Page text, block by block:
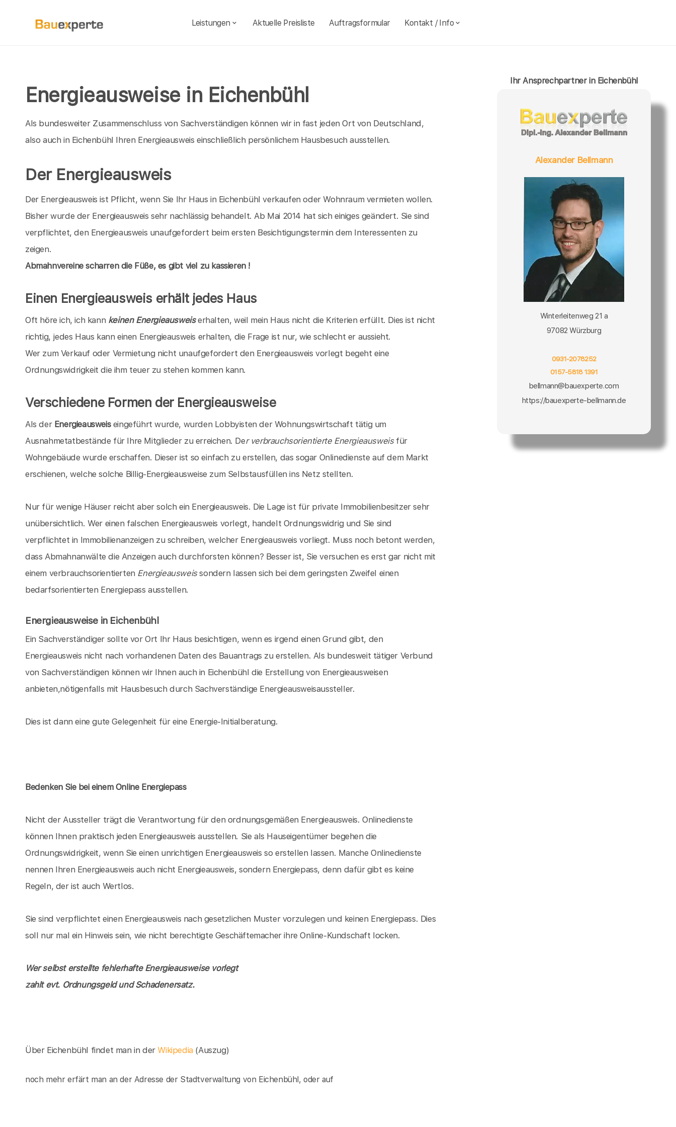
Leistungen Aktuelle Preisliste Auftragsformular Kontakt / Info
Energieausweise in Eichenbühl
Als bundesweiter Zusammenschluss von Sachverständigen können wir in fast jeden Ort von Deutschland,
also auch in Eichenbühl Ihren Energieausweis einschließlich persönlichem Hausbesuch ausstellen.
Der Energieausweis
Der Energieausweis ist Pflicht, wenn Sie Ihr Haus in Eichenbühl verkaufen oder Wohnraum vermieten wollen.
Bisher wurde der Energieausweis sehr nachlässig behandelt. Ab Mai 2014 hat sich einiges geändert. Sie sind
verpflichtet, den Energieausweis unaufgefordert beim ersten Besichtigungstermin dem Interessenten zu
zeigen.
Abmahnvereine scharren die Füße, es gibt viel zu kassieren !
Einen Energieausweis erhält jedes Haus
Oft höre ich, ich kann keinen Energieausweiserhalten, weil mein Haus nicht die Kriterien erfüllt. Dies ist nicht
richtig, jedes Haus kann einen Energieausweis erhalten, die Frage ist nur, wie schlecht er aussieht.
Wer zum Verkauf oder Vermietung nicht unaufgefordert den Energieausweis vorlegt begeht eine
Ordnungswidrigkeit die ihm teuer zu stehen kommen kann.
Verschiedene Formen der Energieausweise
Als der Energieausweiseingeführt wurde, wurden Lobbyisten der Wohnungswirtschaft tätig um
Ausnahmetatbestände für Ihre Mitglieder zu erreichen. Der verbrauchsorientierte Energieausweisfür
Wohngebäude wurde erschaffen. Dieser ist so einfach zu erstellen, das sogar Onlinedienste auf dem Markt
erschienen, welche solche Billig-Energieausweise zum Selbstausfüllen ins Netz stellten.
Nur für wenige Häuser reicht aber solch ein Energieausweis. Die Lage ist für private Immobilienbesitzer sehr
unübersichtlich. Wer einen falschen Energieausweis vorlegt, handelt Ordnungswidrig und Sie sind
verpflichtet in Immobilienanzeigen zu schreiben, welcher Energieausweis vorliegt. Muss noch betont werden,
dass Abmahnanwälte die Anzeigen auch durchforsten können? Besser ist, Sie versuchen es erst gar nicht mit
einem verbrauchsorientierten Energieausweissondern lassen sich bei dem geringsten Zweifel einen
bedarfsorientierten Energiepass ausstellen.
Energieausweise in Eichenbühl
Ein Sachverständiger sollte vor Ort Ihr Haus besichtigen, wenn es irgend einen Grund gibt, den
Energieausweis nicht nach vorhandenen Daten des Bauantrags zu erstellen. Als bundesweit tätiger Verbund
von Sachverständigen können wir Ihnen auch in Eichenbühl die Erstellung von Energieausweisen
anbieten,nötigenfalls mit Hausbesuch durch Sachverständige Energieausweisaussteller.
Dies ist dann eine gute Gelegenheit für eine Energie-Initialberatung.
Bedenken Sie bei einem Online Energiepass
Nicht der Aussteller trägt die Verantwortung für den ordnungsgemäßen Energieausweis. Onlinedienste
können Ihnen praktisch jeden Energieausweis ausstellen. Sie als Hauseigentümer begehen die
Ordnungswidrigkeit, wenn Sie einen unrichtigen Energieausweis so erstellen lassen. Manche Onlinedienste
nennen Ihren Energieausweis auch nicht Energieausweis, sondern Energiepass, denn dafür gibt es keine
Regeln, der ist auch Wertlos.
Sie sind verpflichtet einen Energieausweis nach gesetzlichen Muster vorzulegen und keinen Energiepass. Dies
soll nur mal ein Hinweis sein, wie nicht berechtigte Geschäftemacher ihre Online-Kundschaft locken.
Wer selbst erstellte fehlerhafte Energieausweise vorlegt
zahlt evt. Ordnungsgeld und Schadenersatz.
Über Eichenbühl findet man in derWikipedia (Auszug)
noch mehr erfärt man an der Adresse der Stadtverwaltung von Eichenbühl, oder auf
Ihr Ansprechpartner in Eichenbühl
Alexander Bellmann
Winterleitenweg 21 a
97082 Würzburg
0931-2078252
0157-5818 1391
bellmann@bauexperte.com
https://bauexperte-bellmann.de